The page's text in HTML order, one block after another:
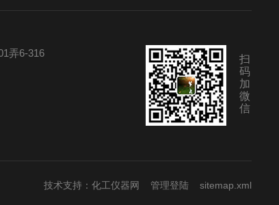
弄6-316
扫
码
加
微
信
技术支持： 化工仪器网 管理登陆 sitemap.xml